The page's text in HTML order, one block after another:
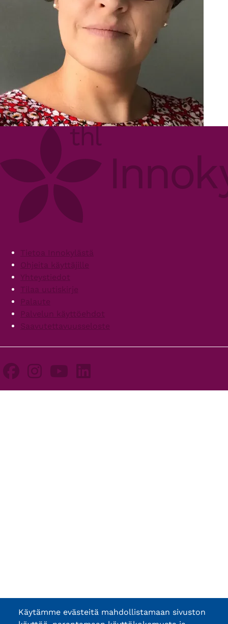
FooterTietoa Innokylästä
Ohjeita käyttäjille
Yhteystiedot
Tilaa uutiskirje
Palaute
Palvelun käyttöehdot
Saavutettavuusseloste
Käytämme evästeitä mahdollistamaan sivuston